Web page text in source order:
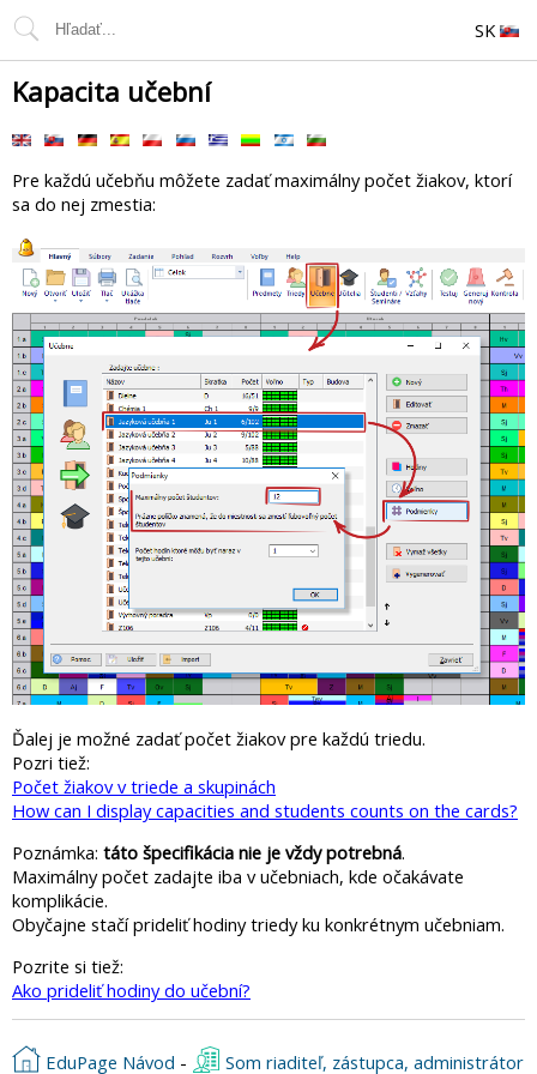
SK
Kapacita učební
Pre každú učebňu môžete zadať maximálny počet žiakov, ktorí
sa do nej zmestia:
Ďalej je možné zadať počet žiakov pre každú triedu.
Pozri tiež:
Počet žiakov v triede a skupinách
How can I display capacities and students counts on the cards?
Poznámka: táto špecifikácia nie je vždy potrebná.
Maximálny počet zadajte iba v učebniach, kde očakávate
komplikácie.
Obyčajne stačí prideliť hodiny triedy ku konkrétnym učebniam.
Pozrite si tiež:
Ako prideliť hodiny do učební?
EduPage Návod - Som riaditeľ, zástupca, administrátor